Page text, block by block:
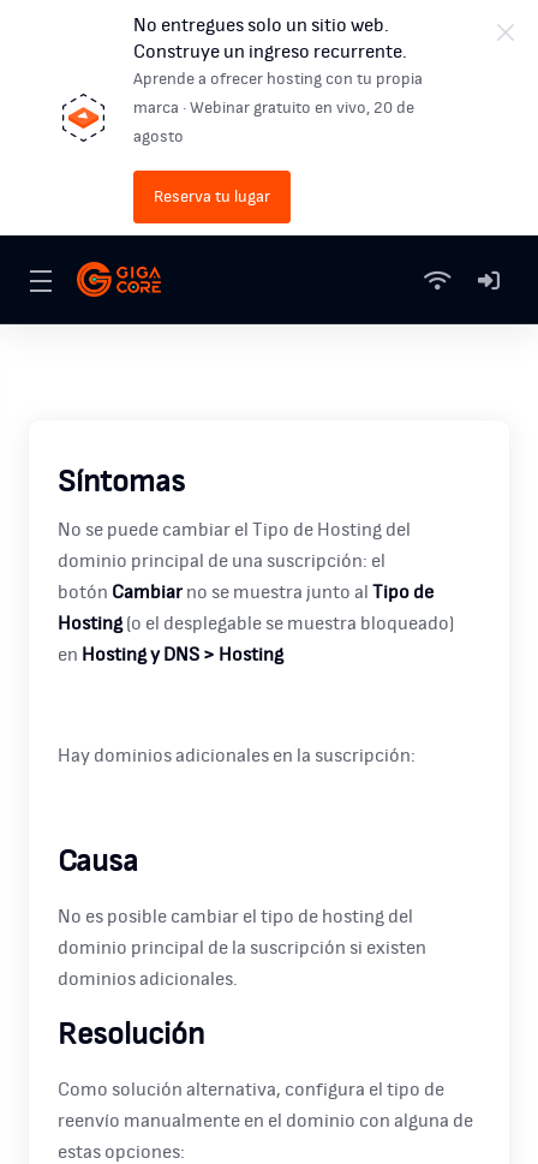
No entregues solo un sitio web.
Construye un ingreso recurrente.
Aprende a ofrecer hosting con tu propia
marca · Webinar gratuito en vivo, 20 de
agosto
Reserva tu lugar
Síntomas
No se puede cambiar el Tipo de Hosting del
dominio principal de una suscripción: el
botón Cambiar no se muestra junto al Tipo de
Hosting (o el desplegable se muestra bloqueado)
en Hosting y DNS > Hosting
Hay dominios adicionales en la suscripción:
Causa
No es posible cambiar el tipo de hosting del
dominio principal de la suscripción si existen
dominios adicionales.
Resolución
Como solución alternativa, configura el tipo de
reenvío manualmente en el dominio con alguna de
estas opciones: